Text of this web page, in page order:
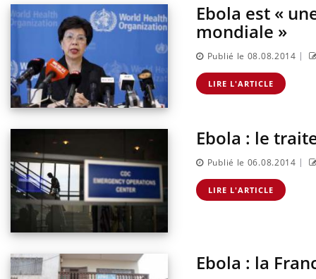
Ebola est «
mondiale »
Publié le 08.08.2014 |
LIRE L'ARTICLE
Ebola : le
Publié le 06.08.2014 |
LIRE L'ARTICLE
Ebola : la
Cytomégalovirus : ce qui
change dans la prise en
charge des femmes
enceintes
La sieste empêche-t-elle de
dormir la nuit ?
VIH : la fin du comprimé
tous les jours se profile-t-
elle enfin ?